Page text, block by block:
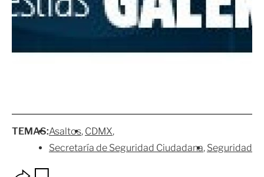
TEMAS:Asaltos CDMX
Secretaría de Seguridad Ciudadana Seguridad